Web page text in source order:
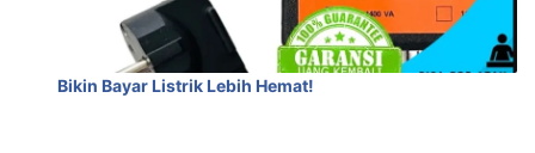
Bikin Bayar Listrik Lebih Hemat!